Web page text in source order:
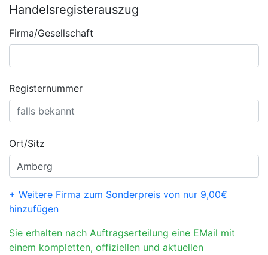
Handelsregisterauszug
Firma/Gesellschaft
Registernummer
Ort/Sitz
+ Weitere Firma zum Sonderpreis von nur 9,00€
hinzufügen
Sie erhalten nach Auftragserteilung eine EMail mit
einem kompletten, offiziellen und aktuellen